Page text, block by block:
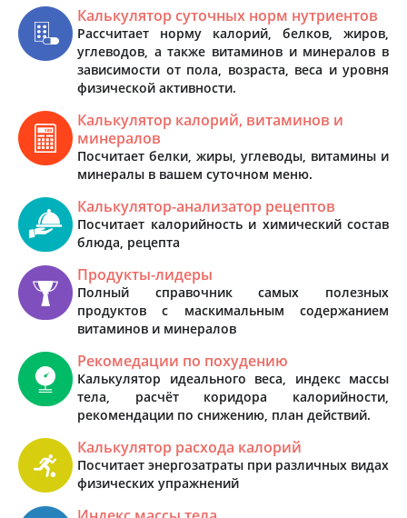
Калькулятор суточных норм нутриентов
Рассчитает норму калорий, белков, жиров,
углеводов, а также витаминов и минералов в
зависимости от пола, возраста, веса и уровня
физической активности.
Калькулятор калорий, витаминов и
минералов
Посчитает белки, жиры, углеводы, витамины и
минералы в вашем суточном меню.
Калькулятор-анализатор рецептов
Посчитает калорийность и химический состав
блюда, рецепта
Продукты-лидеры
Полный справочник самых полезных
продуктов с маскимальным содержанием
витаминов и минералов
Рекомедации по похудению
Калькулятор идеального веса, индекс массы
тела, расчёт коридора калорийности,
рекомендации по снижению, план действий.
Калькулятор расхода калорий
Посчитает энергозатраты при различных видах
физических упражнений